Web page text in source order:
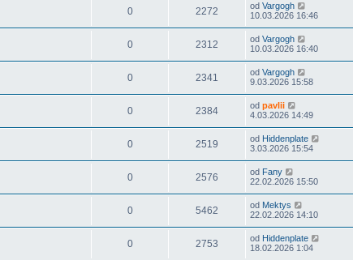
0 2272 od Vargogh
10.03.2026 16:46
0 2312 od Vargogh
10.03.2026 16:40
0 2341 od Vargogh
9.03.2026 15:58
0 2384 od pavlii
4.03.2026 14:49
0 2519 od Hiddenplate
3.03.2026 15:54
0 2576 od Fany
22.02.2026 15:50
0 5462 od Mektys
22.02.2026 14:10
0 2753 od Hiddenplate
18.02.2026 1:04